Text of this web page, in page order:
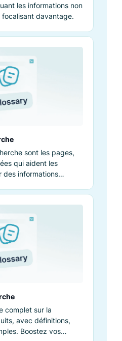
les informations non
davantage.
sont les pages,
qui aident les
des informations
complet sur la
avec définitions,
Boostez vos